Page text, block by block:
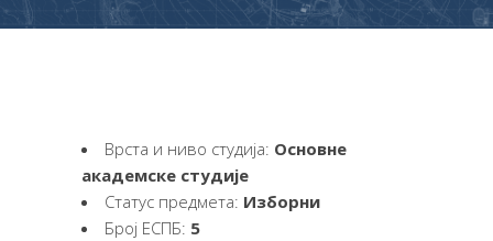
Врста и ниво студија: Основне
академске студије
Статус предмета: Изборни
Број ЕСПБ: 5